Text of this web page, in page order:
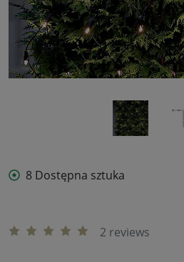
8 Dostępna sztuka
2 reviews